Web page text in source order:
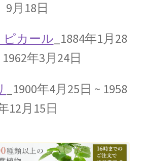
実験を実施】
H・ルイ・フィゾー
察】
・J・フレネル
9月18日
カール _1884年1月28
年3月24日
_1900年4月25日 ~ 1958
12月15日